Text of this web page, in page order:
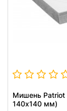
Мишень Patriot
140x140 мм)